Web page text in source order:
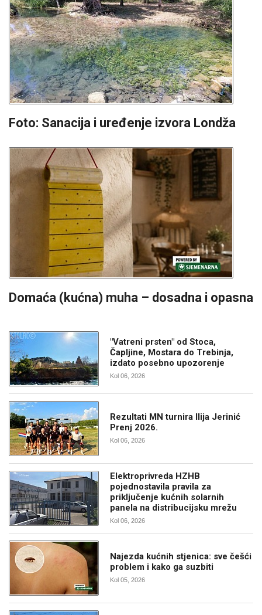
Foto: Sanacija i uređenje izvora Londža
Domaća (kućna) muha – dosadna i opasna
"Vatreni prsten" od Stoca,
Čapljine, Mostara do Trebinja,
izdato posebno upozorenje
Kol 06, 2026
Rezultati MN turnira Ilija Jerinić
Prenj 2026.
Kol 06, 2026
Elektroprivreda HZHB
pojednostavila pravila za
priključenje kućnih solarnih
panela na distribucijsku mrežu
Kol 06, 2026
Najezda kućnih stjenica: sve češći
problem i kako ga suzbiti
Kol 05, 2026